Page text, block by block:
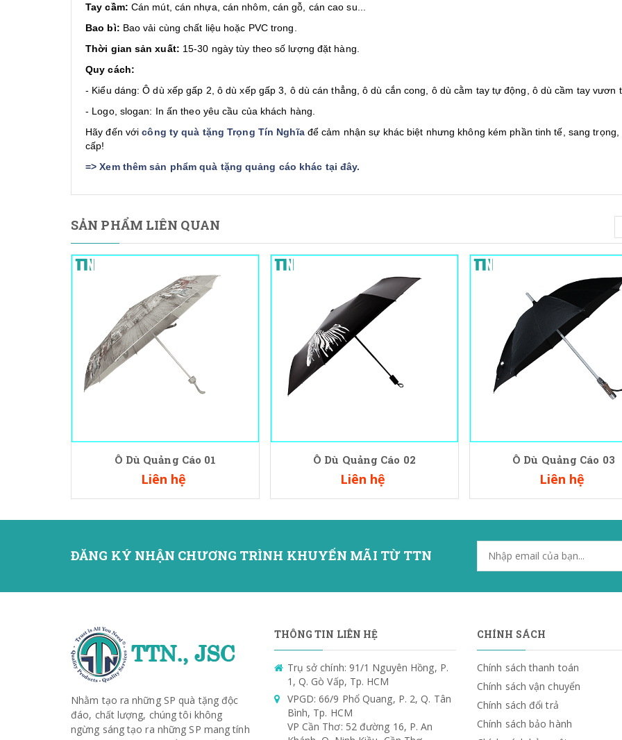
Tay cầm: Cán mút, cán nhựa, cán nhôm, cán gỗ, cán cao su...
Bao bì: Bao vải cùng chất liệu hoặc PVC trong.
Thời gian sản xuất: 15-30 ngày tùy theo số lượng đặt hàng.
Quy cách:
- Kiểu dáng: Ô dù xếp gấp 2, ô dù xếp gấp 3, ô dù cán thẳng, ô dù cắn cong, ô dù cằm tay tự động, ô dù cầm tay vươn
- Logo, slogan: In ấn theo yêu cầu của khách hàng.
Hãy đến vớicông ty quà tặng Trọng Tín Nghĩađể cảm nhận sự khác biệt nhưng không kém phần tinh tế, sang trọng,
cấp!
=>Xem thêm sản phẩm quà tặng quảng cáo khác tại đây.
SẢN PHẨM LIÊN QUAN
Ô Dù Quảng Cáo 01
Liên hệ
Ô Dù Quảng Cáo 02
Liên hệ
Ô Dù Quảng Cáo 03
Liên hệ
ĐĂNG KÝ NHẬN CHƯƠNG TRÌNH KHUYẾN MÃI TỪ TTN
Nhằm tạo ra những SP quà tặng độc
đáo, chất lượng, chúng tôi không
ngừng sáng tạo ra những SP mang tính
THÔNG TIN LIÊN HỆ
Trụ sở chính: 91/1 Nguyên Hồng, P.
1, Q. Gò Vấp, Tp. HCM
VPGD: 66/9 Phổ Quang, P. 2, Q. Tân
Bình, Tp. HCM
VP Cần Thơ: 52 đường 16, P. An
CHÍNH SÁCH
Chính sách thanh toán
Chính sách vận chuyển
Chính sách đổi trả
Chính sách bảo hành